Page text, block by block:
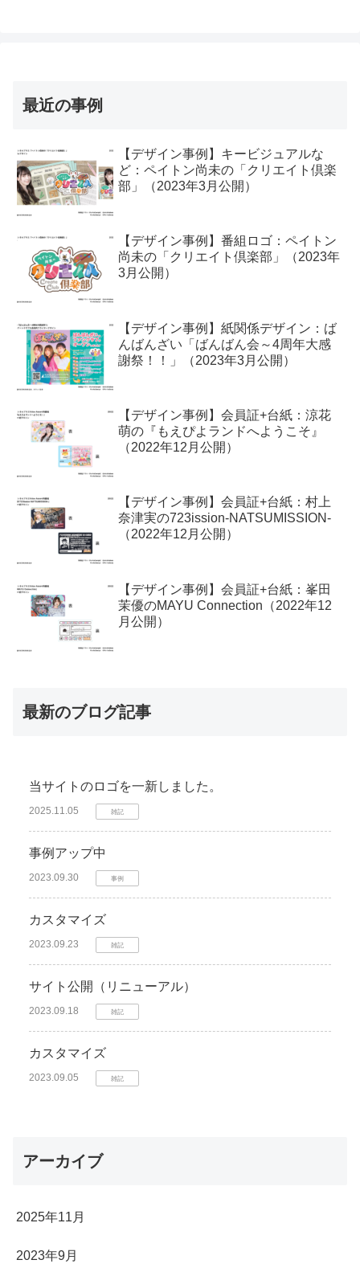
最近の事例
【デザイン事例】キービジュアルな
ど：ペイトン尚未の「クリエイト倶楽
部」（2023年3月公開）
【デザイン事例】番組ロゴ：ペイトン
尚未の「クリエイト倶楽部」（2023年
3月公開）
【デザイン事例】紙関係デザイン：ば
んばんざい「ばんばん会～4周年大感
謝祭！！」（2023年3月公開）
【デザイン事例】会員証+台紙：涼花
萌の『もえぴよランドへようこそ』
（2022年12月公開）
【デザイン事例】会員証+台紙：村上
奈津実の723ission-NATSUMISSION-
（2022年12月公開）
【デザイン事例】会員証+台紙：峯田
茉優のMAYU Connection（2022年12
月公開）
最新のブログ記事
当サイトのロゴを一新しました。
2025.11.05 雑記
事例アップ中
2023.09.30 事例
カスタマイズ
2023.09.23 雑記
サイト公開（リニューアル）
2023.09.18 雑記
カスタマイズ
2023.09.05 雑記
アーカイブ
2025年11月
2023年9月